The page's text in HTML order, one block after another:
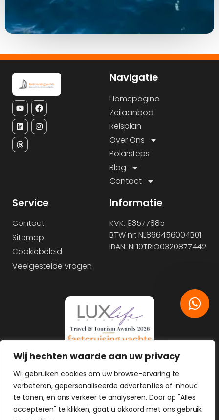
Wij hechten waarde aan uw privacy
Wij gebruiken cookies om uw browse-ervaring te
verbeteren, gepersonaliseerde advertenties of inhoud
te tonen, en ons verkeer te analyseren. Door op "Alles
accepteren" te klikken, gaat u akkoord met ons gebruik
Navigatie
Homepagina
Zeilaanbod
Reisplan
Over Ons
Polarsteps
Blog
Contact
Service
Contact
Sitemap
Cookiebeleid
Veelgestelde vragen
Informatie
KVK: 93577885
BTW nr: NL866456004B01
IBAN: NL19TRIO0320877442